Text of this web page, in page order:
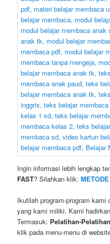
Ingin informasi lebih lengkap
FAST? Silahkan klik:
Ikutilah program-program kami
yang kami miliki. Kami
Termasuk: Pelatihan-Pelatihan
klik pada menu-menu di